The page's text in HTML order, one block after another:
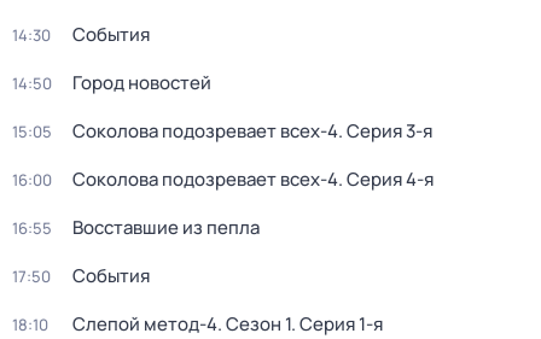
14:30 События
14:50 Город новостей
15:05 Соколова подозревает всех-4. Серия 3-я
16:00 Соколова подозревает всех-4. Серия 4-я
16:55 Восставшие из пепла
17:50 События
18:10 Слепой метод-4. Сезон 1. Серия 1-я